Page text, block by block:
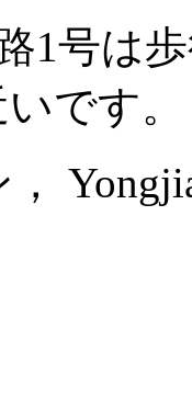
1号は
です。